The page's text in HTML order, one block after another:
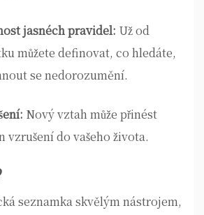
jasnéch pravidel: Už od
můžete definovat, co hledáte,
se nedorozumění.
Nový vztah může přinést
vzrušení do vašeho života.
seznamka skvělým nástrojem,